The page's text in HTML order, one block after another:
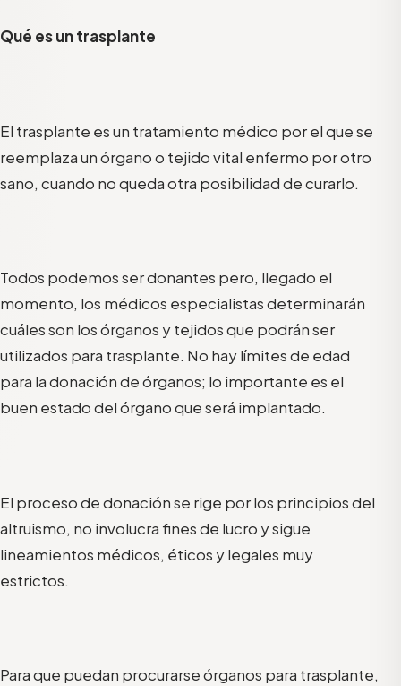
Qué es un trasplante
El trasplante es un tratamiento médico por el que se
reemplaza un órgano o tejido vital enfermo por otro
sano, cuando no queda otra posibilidad de curarlo.
Todos podemos ser donantes pero, llegado el
momento, los médicos especialistas determinarán
cuáles son los órganos y tejidos que podrán ser
utilizados para trasplante. No hay límites de edad
para la donación de órganos; lo importante es el
buen estado del órgano que será implantado.
El proceso de donación se rige por los principios del
altruismo, no involucra fines de lucro y sigue
lineamientos médicos, éticos y legales muy
estrictos.
Para que puedan procurarse órganos para trasplante,